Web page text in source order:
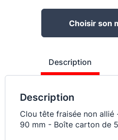
Choisir son
Description
Description
Clou tête fraisée non
90 mm - Boîte carton de